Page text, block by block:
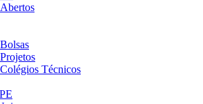
Técnicos